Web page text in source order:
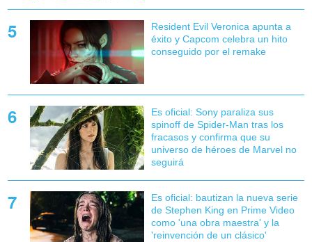
Resident Evil Veronica apunta a
éxito y Capcom celebra un hito
conseguido por el remake
Es oficial: Sony paraliza sus
spinoff de Spider-Man tras los
fracasos y confirma que su
universo de héroes de Marvel no
seguirá
Es oficial: bautizan la nueva serie
de Stephen King en Prime Video
como 'una obra maestra' y la
'reinvención de un clásico'